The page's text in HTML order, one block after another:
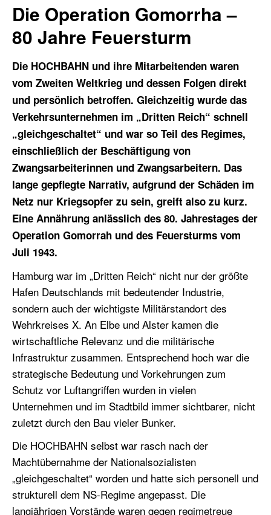
Die Operation Gomorrha –
80 Jahre Feuersturm
Die HOCHBAHN und ihre Mitarbeitenden waren
vom Zweiten Weltkrieg und dessen Folgen direkt
und persönlich betroffen. Gleichzeitig wurde das
Verkehrsunternehmen im „Dritten Reich“ schnell
„gleichgeschaltet“ und war so Teil des Regimes,
einschließlich der Beschäftigung von
Zwangsarbeiterinnen und Zwangsarbeitern. Das
lange gepflegte Narrativ, aufgrund der Schäden im
Netz nur Kriegsopfer zu sein, greift also zu kurz.
Eine Annährung anlässlich des 80. Jahrestages der
Operation Gomorrah und des Feuersturms vom
Juli 1943.
Hamburg war im „Dritten Reich“ nicht nur der größte
Hafen Deutschlands mit bedeutender Industrie,
sondern auch der wichtigste Militärstandort des
Wehrkreises X. An Elbe und Alster kamen die
wirtschaftliche Relevanz und die militärische
Infrastruktur zusammen. Entsprechend hoch war die
strategische Bedeutung und Vorkehrungen zum
Schutz vor Luftangriffen wurden in vielen
Unternehmen und im Stadtbild immer sichtbarer, nicht
zuletzt durch den Bau vieler Bunker.
Die HOCHBAHN selbst war rasch nach der
Machtübernahme der Nationalsozialisten
„gleichgeschaltet“ worden und hatte sich personell und
strukturell dem NS-Regime angepasst. Die
langjährigen Vorstände waren gegen regimetreue